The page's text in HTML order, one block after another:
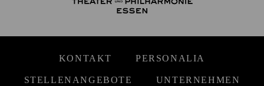
KONTAKT PERSONALIA
STELLENANGEBOTE UNTERNEHMEN